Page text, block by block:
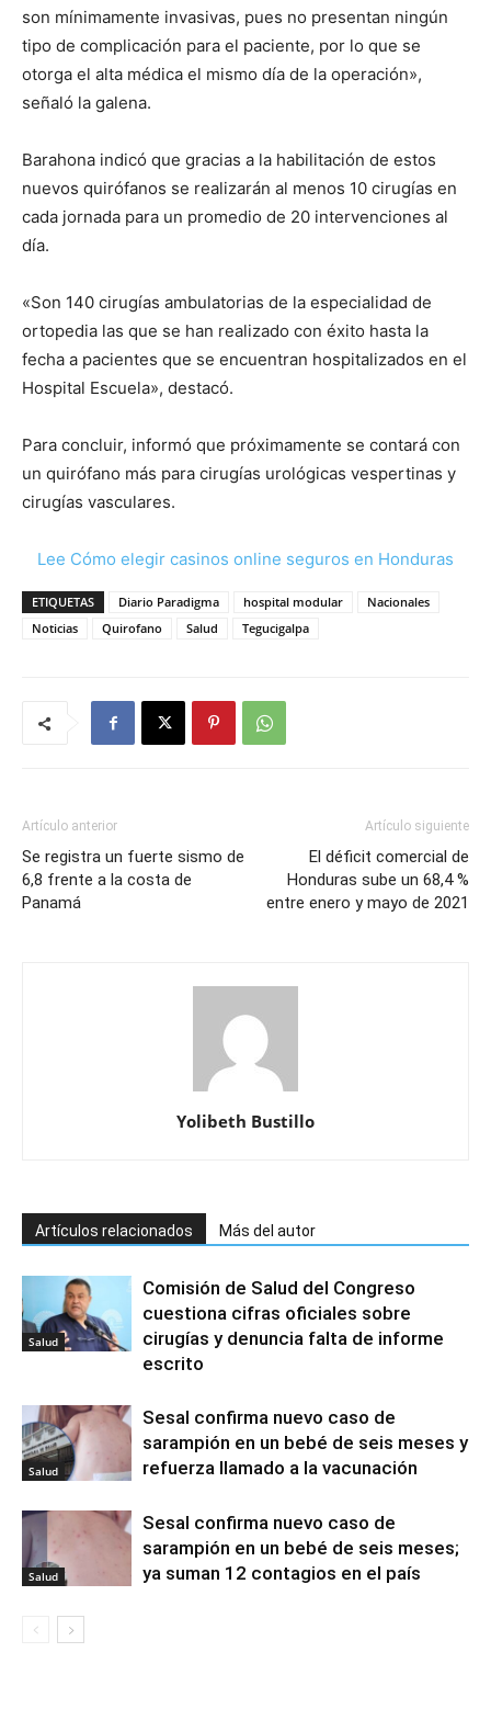
son mínimamente invasivas, pues no presentan ningún
tipo de complicación para el paciente, por lo que se
otorga el alta médica el mismo día de la operación»,
señaló la galena.
Barahona indicó que gracias a la habilitación de estos
nuevos quirófanos se realizarán al menos 10 cirugías en
cada jornada para un promedio de 20 intervenciones al
día.
«Son 140 cirugías ambulatorias de la especialidad de
ortopedia las que se han realizado con éxito hasta la
fecha a pacientes que se encuentran hospitalizados en el
Hospital Escuela», destacó.
Para concluir, informó que próximamente se contará con
un quirófano más para cirugías urológicas vespertinas y
cirugías vasculares.
Lee Cómo elegir casinos online seguros en Honduras
ETIQUETAS Diario Paradigma hospital modular
Nacionales
Noticias
Quirofano Salud Tegucigalpa
Artículo anterior
Se registra un fuerte sismo de
6,8 frente a la costa de
Panamá
Artículo siguiente
El déficit comercial de
Honduras sube un 68,4 %
entre enero y mayo de 2021
Yolibeth Bustillo
Artículos relacionados Más del autor
Salud
Comisión de Salud del Congreso
cuestiona cifras oficiales sobre
cirugías y denuncia falta de informe
escrito
Salud
Sesal confirma nuevo caso de
sarampión en un bebé de seis meses y
refuerza llamado a la vacunación
Salud
Sesal confirma nuevo caso de
sarampión en un bebé de seis meses;
ya suman 12 contagios en el país